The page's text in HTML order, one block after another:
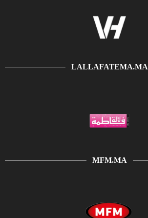
LALLAFATEMA.MA
MFM.MA